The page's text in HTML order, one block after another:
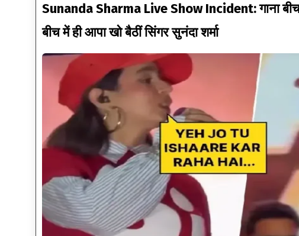
Sunanda Sharma Live Show Incident: गाना बीच
बीच में ही आपा खो बैठीं सिंगर सुनंदा शर्मा